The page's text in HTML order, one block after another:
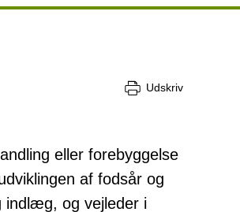
Udskriv
eller forebyggelse
af fodsår og
indlæg, og vejleder i